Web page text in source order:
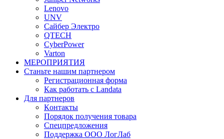
Lenovo
UNV
Сайбер Электро
QTECH
CyberPower
Varton
МЕРОПРИЯТИЯ
Станьте нашим партнером
Регистрационная форма
Как работать с Landata
Для партнеров
Кoнтaкты
Порядок получения товара
Спецпредложения
Поддержка ООО ЛогЛаб